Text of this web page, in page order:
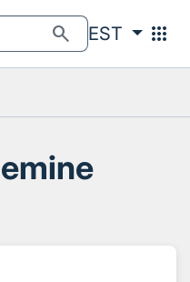
search EST apps